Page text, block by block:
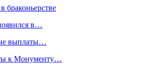
браконьерстве
в…
выплаты…
к Монументу…